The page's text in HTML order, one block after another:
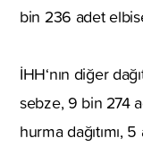
bin 236 adet
İHH‘nın diğer
sebze, 9 bin 274
hurma dağıtımı,